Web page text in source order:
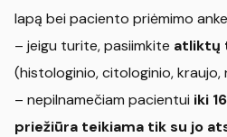
lapą bei paciento priėmimo
– jeigu turite, pasiimkite atliktų
(histologinio, citologinio, kraujo,
– nepilnamečiam pacientui iki
priežiūra teikiama tik su jo